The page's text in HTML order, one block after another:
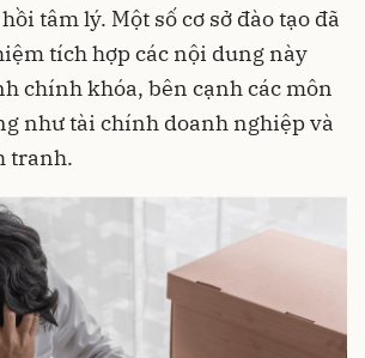
tâm lý. Một số cơ sở đào tạo đã
tích hợp các nội dung này
chính khóa, bên cạnh các môn
như tài chính doanh nghiệp và
tranh.